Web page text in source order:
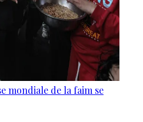
mondiale de la faim se